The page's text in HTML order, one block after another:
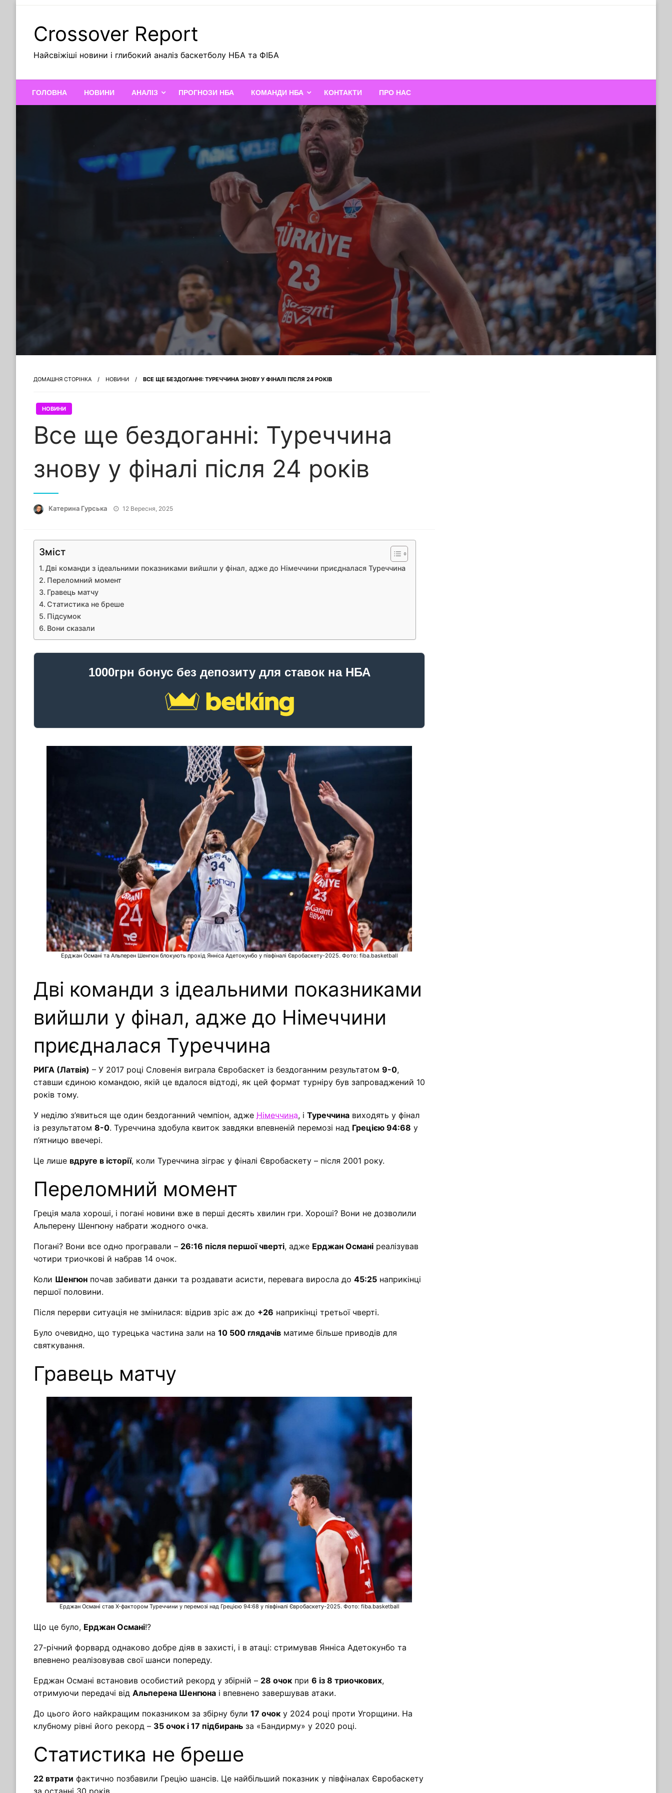
Crossover Report
Найсвіжіші новини і глибокий аналіз баскетболу НБА та ФІБА
ГОЛОВНА НОВИНИ АНАЛІЗ ПРОГНОЗИ НБА КОМАНДИ НБА КОНТАКТИ ПРО НАС
ДОМАШНЯ СТОРІНКА НОВИНИ ВСЕ ЩЕ БЕЗДОГАННІ: ТУРЕЧЧИНА ЗНОВУ У ФІНАЛІ ПІСЛЯ 24 РОКІВ
НОВИНИ
Все ще бездоганні: Туреччина
знову у фіналі після 24 років
Катерина Гурська Опубліковано
12 Вересня, 2025
Зміст
Дві команди з ідеальними показниками вийшли у фінал, адже до Німеччини приєдналася Туреччина
Переломний момент
Гравець матчу
Статистика не бреше
Підсумок
Вони сказали
1000грн бонус без депозиту для ставок на НБА
Ерджан Османі та Альперен Шенгюн блокують прохід Янніса Адетокунбо у півфіналі Євробаскету-2025. Фото: fiba.basketball
Дві команди з ідеальними показниками
вийшли у фінал, адже до Німеччини
приєдналася Туреччина
РИГА (Латвія) – У 2017 році Словенія виграла Євробаскет із бездоганним результатом 9-0,
ставши єдиною командою, якій це вдалося відтоді, як цей формат турніру був запроваджений 10
років тому.
У неділю з’явиться ще один бездоганний чемпіон, адже Німеччина, і Туреччина виходять у фінал
із результатом 8-0. Туреччина здобула квиток завдяки впевненій перемозі над Грецією 94:68 у
п’ятницю ввечері.
Це лише вдруге в історії, коли Туреччина зіграє у фіналі Євробаскету – після 2001 року.
Переломний момент
Греція мала хороші, і погані новини вже в перші десять хвилин гри. Хороші? Вони не дозволили
Альперену Шенгюну набрати жодного очка.
Погані? Вони все одно програвали – 26:16 після першої чверті, адже Ерджан Османі реалізував
чотири триочкові й набрав 14 очок.
Коли Шенгюн почав забивати данки та роздавати асисти, перевага виросла до 45:25 наприкінці
першої половини.
Після перерви ситуація не змінилася: відрив зріс аж до +26 наприкінці третьої чверті.
Було очевидно, що турецька частина зали на 10 500 глядачів матиме більше приводів для
святкування.
Гравець матчу
Ерджан Османі став X-фактором Туреччини у перемозі над Грецією 94:68 у півфіналі Євробаскету-2025. Фото: fiba.basketball
Що це було, Ерджан Османі!?
27-річний форвард однаково добре діяв в захисті, і в атаці: стримував Янніса Адетокунбо та
впевнено реалізовував свої шанси попереду.
Ерджан Османі встановив особистий рекорд у збірній – 28 очок при 6 із 8 триочкових,
отримуючи передачі від Альперена Шенгюна і впевнено завершував атаки.
До цього його найкращим показником за збірну були 17 очок у 2024 році проти Угорщини. На
клубному рівні його рекорд – 35 очок і 17 підбирань за «Бандирму» у 2020 році.
Статистика не бреше
22 втрати фактично позбавили Грецію шансів. Це найбільший показник у півфіналах Євробаскету